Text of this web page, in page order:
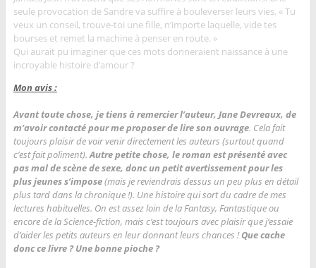
seule provocation de Sandre va suffire à bouleverser leurs vies. « Tu
veux un conseil, trouve-toi une fille, n’importe laquelle, vide tes
bourses et remet la machine à penser en route. »
Qui aurait pu imaginer que ces mots donneraient naissance à une
incroyable histoire d’amour ?
Mon avis :
Avant toute chose, je tiens à remercier l’auteur, Jane Devreaux, de
m’avoir contacté pour me proposer de lire son ouvrage. Cela fait
toujours plaisir de voir venir directement les auteurs (surtout quand
c’est fait poliment).Autre petite chose, le roman est présenté avec
pas mal de scène de sexe, donc un petit avertissement pour les
plus jeunes s’impose(mais je reviendrais dessus un peu plus en détail
plus tard dans la chronique !). Une histoire qui sort du cadre de mes
lectures habituelles. On est assez loin de la Fantasy, Fantastique ou
encore de la Science-fiction, mais c’est toujours avec plaisir que j’essaie
d’aider les petits auteurs en leur donnant leurs chances !Que cache
donc ce livre ? Une bonne pioche ?